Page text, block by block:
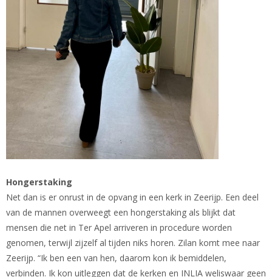
Hongerstaking
Net dan is er onrust in de opvang in een kerk in Zeerijp. Een deel
van de mannen overweegt een hongerstaking als blijkt dat
mensen die net in Ter Apel arriveren in procedure worden
genomen, terwijl zijzelf al tijden niks horen. Zilan komt mee naar
Zeerijp. “Ik ben een van hen, daarom kon ik bemiddelen,
verbinden. Ik kon uitleggen dat de kerken en INLIA weliswaar geen